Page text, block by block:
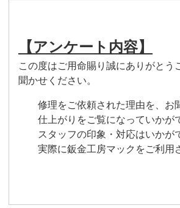
【アンケート内容】
この度はご用命賜り誠にありがとう
聞かせください。
修理をご依頼された理由を、お
仕上がりをご覧になっていかが
スタッフの印象・対応はいかが
実際に鈑金工房マックをご利用